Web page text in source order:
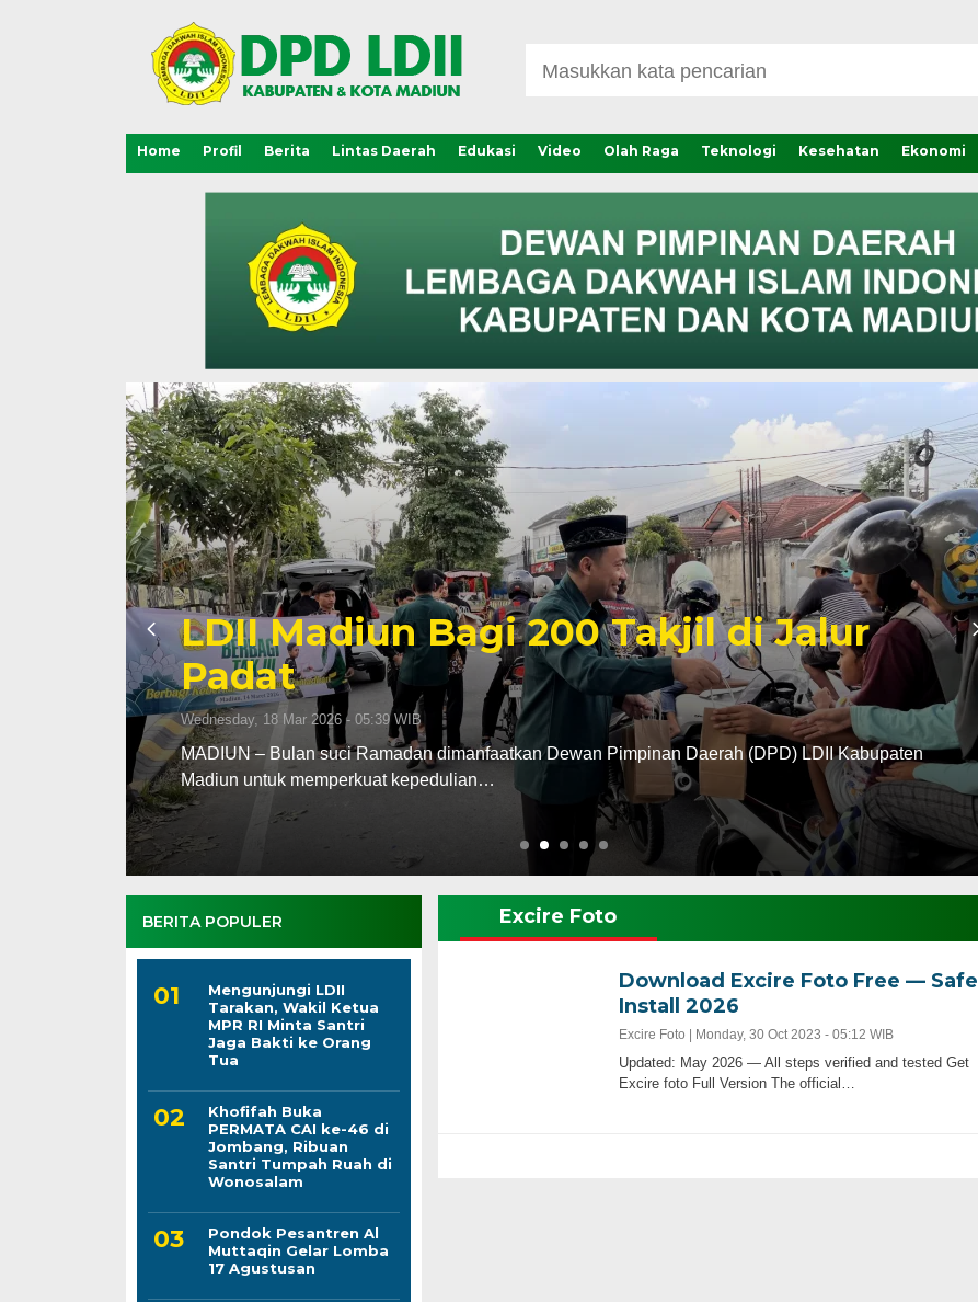
Home Profil Berita Lintas Daerah Edukasi Video Olah Raga Teknologi Kesehatan Ekonomi
Penentuan 1 Ramadan 1447 H, LDII
Kabupaten dan Kota Madiun Gelar
Rukyat Hilal
Tuesday, 17 Feb 2026 - 20:18 WIB
Tim Rukyatul Hilal Dewan Pimpinan Daerah Lembaga Dakwah Islam Indonesia (LDII) Kabupaten
dan Kota Madiun menggelar…
BERITA POPULER
Mengunjungi LDII
Tarakan, Wakil Ketua
MPR RI Minta Santri
Jaga Bakti ke Orang
Tua
Khofifah Buka
PERMATA CAI ke-46 di
Jombang, Ribuan
Santri Tumpah Ruah di
Wonosalam
Pondok Pesantren Al
Muttaqin Gelar Lomba
17 Agustusan
Excire Foto
Download Excire Foto Free — Safe
Install 2026
Excire Foto | Monday, 30 Oct 2023 - 05:12 WIB
Updated: May 2026 — All steps verified and tested Get
Excire foto Full Version The official…